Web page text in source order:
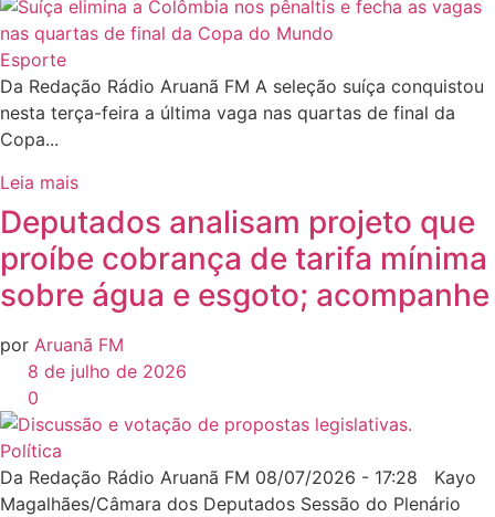
Esporte
Da Redação Rádio Aruanã FM A seleção suíça conquistou
nesta terça-feira a última vaga nas quartas de final da
Copa...
Leia mais
Deputados analisam projeto que
proíbe cobrança de tarifa mínima
sobre água e esgoto; acompanhe
por Aruanã FM
8 de julho de 2026
0
Política
Da Redação Rádio Aruanã FM 08/07/2026 - 17:28 Kayo
Magalhães/Câmara dos Deputados Sessão do Plenário